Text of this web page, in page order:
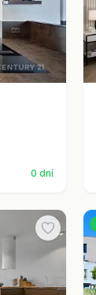
0 dní